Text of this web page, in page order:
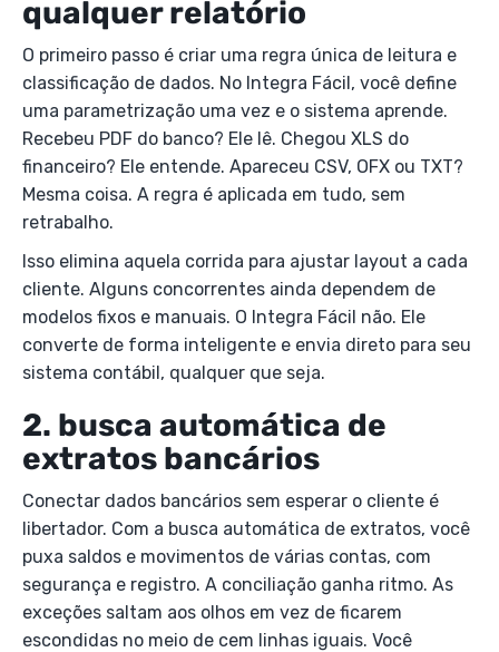
qualquer relatório
O primeiro passo é criar uma regra única de leitura e
classificação de dados. No Integra Fácil, você define
uma parametrização uma vez e o sistema aprende.
Recebeu PDF do banco? Ele lê. Chegou XLS do
financeiro? Ele entende. Apareceu CSV, OFX ou TXT?
Mesma coisa. A regra é aplicada em tudo, sem
retrabalho.
Isso elimina aquela corrida para ajustar layout a cada
cliente. Alguns concorrentes ainda dependem de
modelos fixos e manuais. O Integra Fácil não. Ele
converte de forma inteligente e envia direto para seu
sistema contábil, qualquer que seja.
2. busca automática de
extratos bancários
Conectar dados bancários sem esperar o cliente é
libertador. Com a busca automática de extratos, você
puxa saldos e movimentos de várias contas, com
segurança e registro. A conciliação ganha ritmo. As
exceções saltam aos olhos em vez de ficarem
escondidas no meio de cem linhas iguais. Você